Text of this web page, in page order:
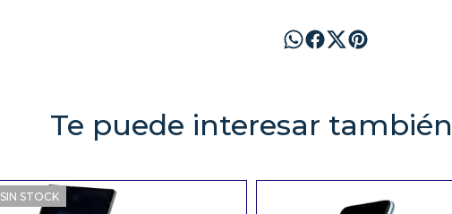
Te puede interesar también
SIN STOCK